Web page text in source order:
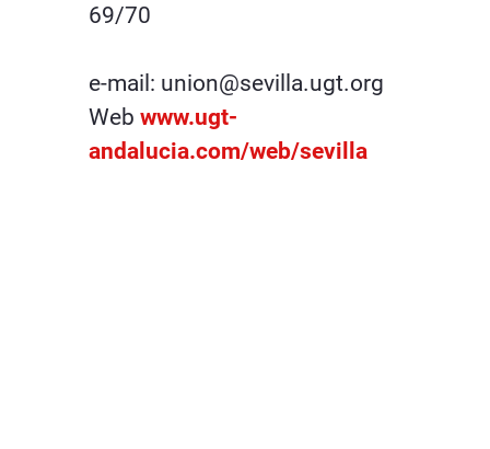
69/70
e-mail: union@sevilla.ugt.org
Web www.ugt-
andalucia.com/web/sevilla